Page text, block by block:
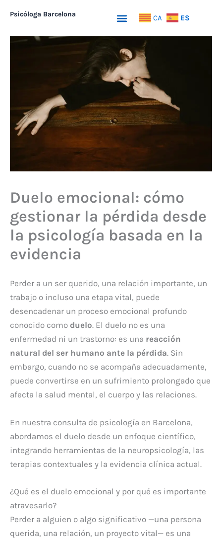
contenido
Psicóloga Barcelona Menu CA ES
Duelo emocional: cómo
gestionar la pérdida desde
la psicología basada en la
evidencia
Perder a un ser querido, una relación importante, un
trabajo o incluso una etapa vital, puede
desencadenar un proceso emocional profundo
conocido como duelo. El duelo no es una
enfermedad ni un trastorno: es una reacción
natural del ser humano ante la pérdida. Sin
embargo, cuando no se acompaña adecuadamente,
puede convertirse en un sufrimiento prolongado que
afecta la salud mental, el cuerpo y las relaciones.
En nuestra consulta de psicología en Barcelona,
abordamos el duelo desde un enfoque científico,
integrando herramientas de la neuropsicología, las
terapias contextuales y la evidencia clínica actual.
¿Qué es el duelo emocional y por qué es importante
atravesarlo?
Perder a alguien o algo significativo —una persona
querida, una relación, un proyecto vital— es una